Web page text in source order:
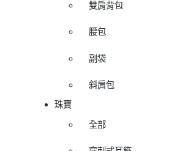
雙肩背包
腰包
副袋
斜肩包
珠寶
全部